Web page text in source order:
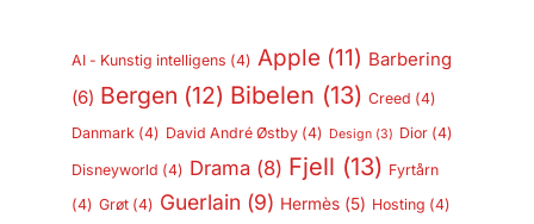
AI - Kunstig intelligens (4) Apple (11) Barbering
(6) Bergen (12) Bibelen (13) Creed (4)
Danmark(4) David André Østby(4) Design(3) Dior(4)
Disneyworld (4) Drama (8) Fjell (13) Fyrtårn
(4) Grøt(4) Guerlain (9) Hermès(5) Hosting (4)